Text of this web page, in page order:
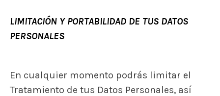
LIMITACIÓN Y PORTABILIDAD DE TUS DATOS
PERSONALES
En cualquier momento podrás limitar el
Tratamiento de tus Datos Personales, así